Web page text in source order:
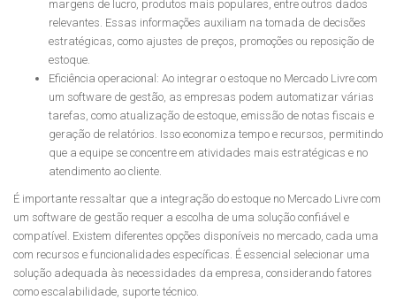
margens de lucro, produtos mais populares, entre outros dados
relevantes. Essas informações auxiliam na tomada de decisões
estratégicas, como ajustes de preços, promoções ou reposição de
estoque.
Eficiência operacional: Ao integrar o estoque no Mercado Livre com
um software de gestão, as empresas podem automatizar várias
tarefas, como atualização de estoque, emissão de notas fiscais e
geração de relatórios. Isso economiza tempo e recursos, permitindo
que a equipe se concentre em atividades mais estratégicas e no
atendimento ao cliente.
É importante ressaltar que a integração do estoque no Mercado Livre com
um software de gestão requer a escolha de uma solução confiável e
compatível. Existem diferentes opções disponíveis no mercado, cada uma
com recursos e funcionalidades específicas. É essencial selecionar uma
solução adequada às necessidades da empresa, considerando fatores
como escalabilidade, suporte técnico.